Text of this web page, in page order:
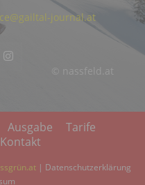
© nassfeld.at
journal.at
Ausgabe
Tarife
Kontakt
| Datenschutzerklärung